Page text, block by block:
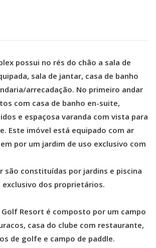
possui no rés do chão a sala de
sala de jantar, casa de banho
arrecadação. No primeiro andar
com casa de banho en-suite,
e espaçosa varanda com vista para
Este imóvel está equipado com ar
por um jardim de uso exclusivo com
são constituídas por jardins e piscina
exclusivo dos proprietários.
Golf Resort é composto por um campo
casa do clube com restaurante,
de golfe e campo de paddle.